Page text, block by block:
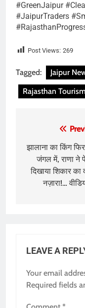
#GreenJaipur
#JaipurTraders
Post Views: 269
Tagged: Jaipur
Rajasthan
navigation
झालाना का किंग
जंगल में, राणा ने
दिखाया शिकार का
नज़ारा!…
LEAVE A
Your email
Required fields